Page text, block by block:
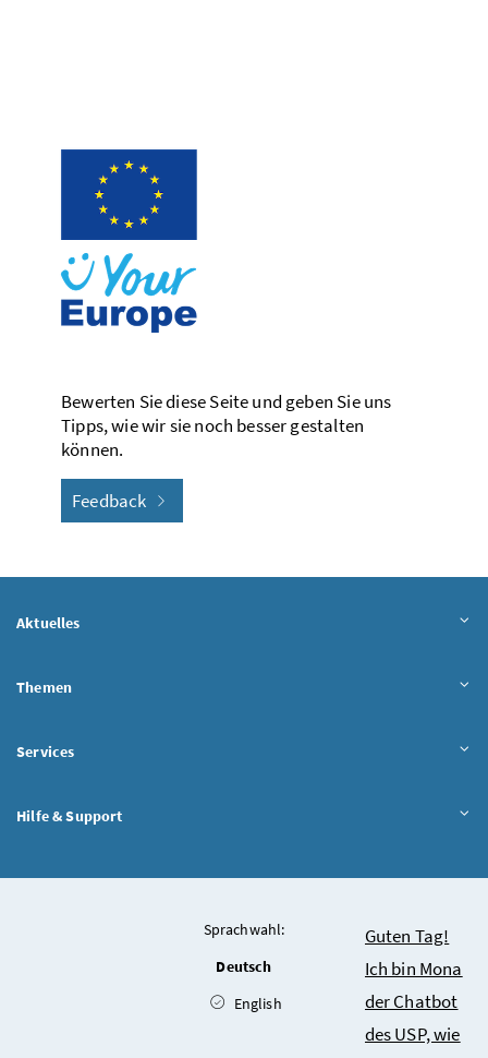
Bewerten Sie diese Seite und geben Sie uns
Tipps, wie wir sie noch besser gestalten
können.
Feedback
Aktuelles
Themen
Services
Hilfe & Support
Sprachwahl:
Deutsch
English
Chatbot
Guten Tag!
Ich bin Mona
der Chatbot
des USP, wie